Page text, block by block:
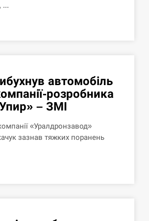
...
автомобіль
розробника
– ЗМІ
«Уралдронзавод»
зазнав тяжких поранень